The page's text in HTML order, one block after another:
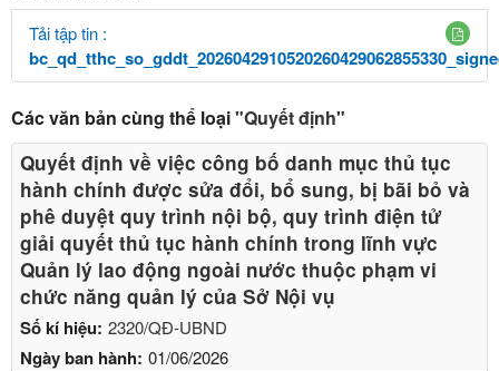
Tải tập tin :
Các văn bản cùng thể loại"Quyết định"
Số kí hiệu: 2320/QĐ-UBND
Ngày ban hành: 01/06/2026
Quyết định về việc công bố danh mục thủ tục
hành chính được sửa đổi, bổ sung, bị bãi bỏ và
phê duyệt quy trình nội bộ, quy trình điện tử
giải quyết thủ tục hành chính trong lĩnh vực
Quản lý lao động ngoài nước thuộc phạm vi
chức năng quản lý của Sở Nội vụ